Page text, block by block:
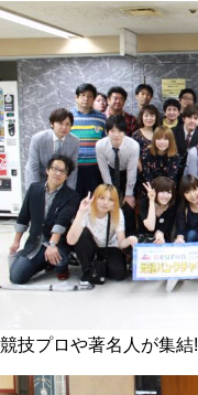
競技プロや著名人が集結!